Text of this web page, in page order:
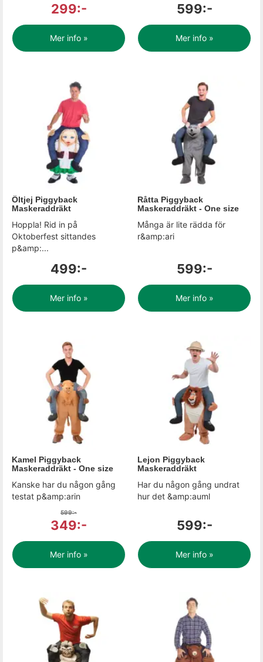
299:-
Mer info »
599:-
Mer info »
Öltjej Piggyback
Maskeraddräkt
Hoppla! Rid in på
Oktoberfest sittandes
p&amp:...
499:-
Mer info »
Råtta Piggyback
Maskeraddräkt - One size
Många är lite rädda för
r&amp:ari
599:-
Mer info »
Kamel Piggyback
Maskeraddräkt - One size
Kanske har du någon gång
testat p&amp:arin
599:-
349:-
Mer info »
Lejon Piggyback
Maskeraddräkt
Har du någon gång undrat
hur det &amp:auml
599:-
Mer info »